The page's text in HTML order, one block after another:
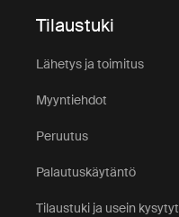
Tilaustuki
Lähetys ja toimitus
Myyntiehdot
Peruutus
Palautuskäytäntö
Tilaustuki ja usein kysytyt